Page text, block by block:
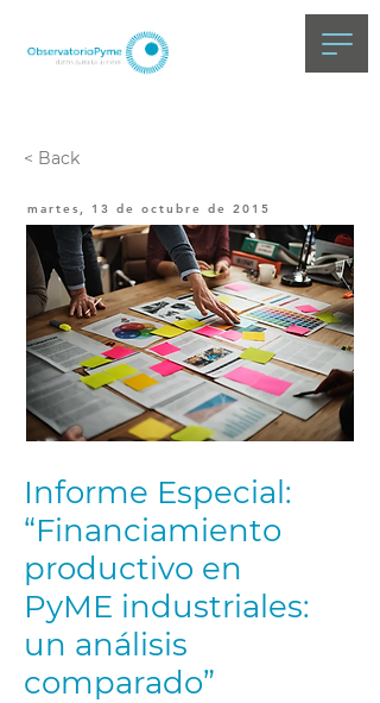
< Back
martes, 13 de octubre de 2015
Informe Especial:
“Financiamiento
productivo en
PyME industriales:
un análisis
comparado”